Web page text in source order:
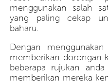
menggunakan salah
yang paling cekap
baharu.
Dengan
memberikan dorongan
beberapa rujukan
memberikan mereka